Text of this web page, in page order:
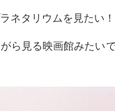
せ
ラネタリウムを見たい
ら見る映画館みたい